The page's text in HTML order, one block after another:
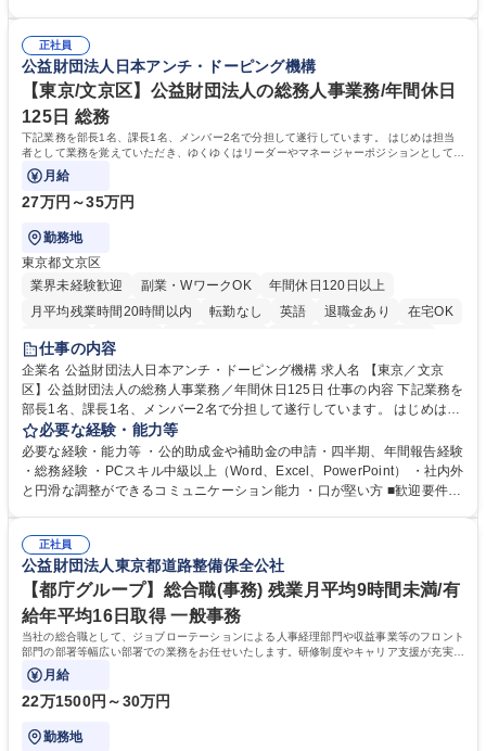
正社員
公益財団法人日本アンチ・ドーピング機構
【東京/文京区】公益財団法人の総務人事業務/年間休日
125日 総務
下記業務を部長1名、課長1名、メンバー2名で分担して遂行しています。 はじめは担当
者として業務を覚えていただき、ゆくゆくはリーダーやマネージャーポジションとして活
躍いただくことを期待しています。
月給
27万円～35万円
勤務地
東京都文京区
業界未経験歓迎
副業・WワークOK
年間休日120日以上
月平均残業時間20時間以内
転勤なし 英語 退職金あり
在宅OK
賞与あり
育休あり
食事補助あり
仕事の内容
企業名 公益財団法人日本アンチ・ドーピング機構 求人名 【東京／文京
区】公益財団法人の総務人事業務／年間休日125日 仕事の内容 下記業務を
部長1名、課長1名、メンバー2名で分担して遂行しています。 はじめは担
当者として業務を覚えていただき、ゆくゆくはリーダーやマネージャーポ
ジションとして活躍いただくことを期待しています。 【総務・人事グルー
プの業務内容】 ・人事制度関連 ・採用活動 ・教育研修の企画、実行 ・勤
怠管理 ・官公庁への各種提出 ・法定の会議運営（評議員会、理事会） ・
管理 ・福利厚生関連 ・職員からの問合せ、相談対応 ・その他日常の総務
業務全般 募集職種 【東京／文京区】公益財団法人の総務人事業務／年間
休日125日
必要な経験・能力等
必要な経験・能力等 ・公的助成金や補助金の申請・四半期、年間報告経験
・総務経験 ・PCスキル中級以上（Word、Excel、PowerPoint） ・社内外
と円滑な調整ができるコミュニケーション能力 ・口が堅い方 ■歓迎要件
正社員
公益財団法人東京都道路整備保全公社
【都庁グループ】総合職(事務) 残業月平均9時間未満/有
給年平均16日取得 一般事務
当社の総合職として、ジョブローテーションによる人事経理部門や収益事業等のフロント
部門の部署等幅広い部署での業務をお任せいたします。研修制度やキャリア支援が充実し
ております！ ※下記業務詳細
月給
22万1500円～30万円
勤務地